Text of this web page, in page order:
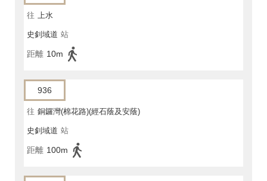
往 上水
史釗域道 站
距離 10m
936
往 銅鑼灣(棉花路)(經石蔭及安蔭)
史釗域道 站
距離 100m